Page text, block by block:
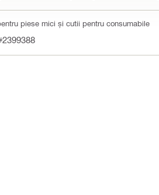
piese mici și cutii pentru consumabile